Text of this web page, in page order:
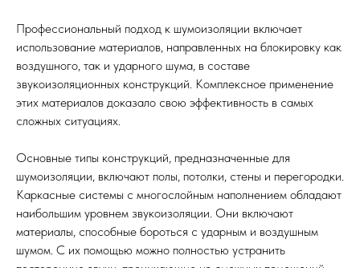
Профессиональный подход к шумоизоляции включает
использование материалов, направленных на блокировку как
воздушного, так и ударного шума, в составе
звукоизоляционных конструкций. Комплексное применение
этих материалов доказало свою эффективность в самых
сложных ситуациях.
Основные типы конструкций, предназначенные для
шумоизоляции, включают полы, потолки, стены и перегородки.
Каркасные системы с многослойным наполнением обладают
наибольшим уровнем звукоизоляции. Они включают
материалы, способные бороться с ударным и воздушным
шумом. С их помощью можно полностью устранить